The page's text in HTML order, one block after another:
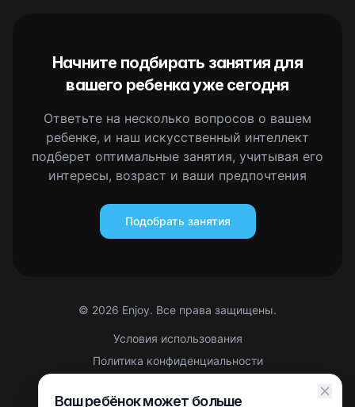
Начните подбирать занятия для
вашего ребенка уже сегодня
Ответьте на несколько вопросов о вашем
ребенке, и наш искусственный интеллект
подберет оптимальные занятия, учитывая его
интересы, возраст и ваши предпочтения
Подобрать занятия
© 2026 Enjoy. Все права защищены.
Условия использования
Политика конфиденциальности
Ваш ребёнок может больше